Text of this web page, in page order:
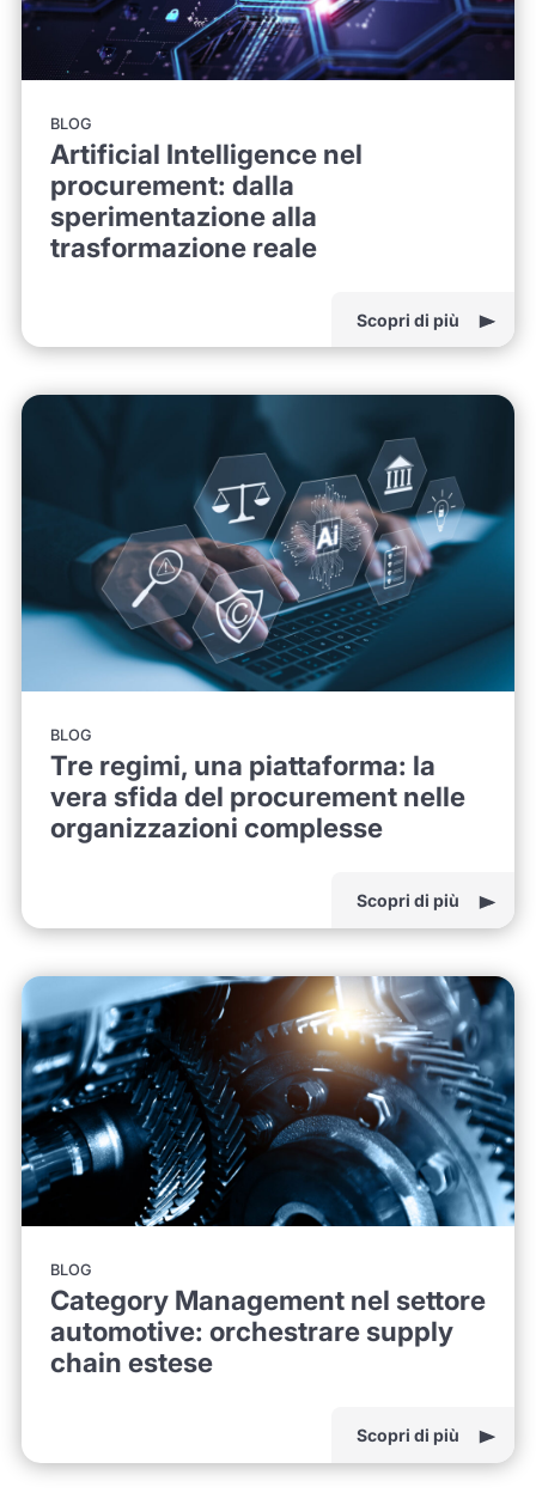
BLOG
Artificial Intelligence nel
procurement: dalla
sperimentazione alla
trasformazione reale
Scopri di più
BLOG
Tre regimi, una piattaforma: la
vera sfida del procurement nelle
organizzazioni complesse
Scopri di più
BLOG
Category Management nel settore
automotive: orchestrare supply
chain estese
Scopri di più